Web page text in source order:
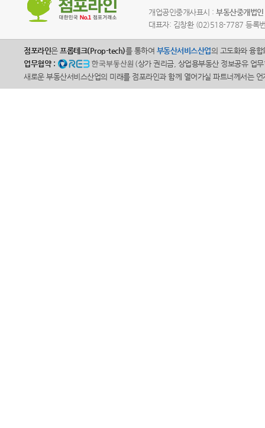
개업공인중개사표시 : 부동산중개법
대표자: 김창환 (02)518-7787 등록
점포라인은 프롭테크(Prop-tech)를 통하여 부동산서비스산업의 고도화와 융
업무협약 :
(상가 권리금, 상업용부동산 정보공유 업
새로운 부동산서비스산업의 미래를 점포라인과 함께 열어가실 파트너께서는